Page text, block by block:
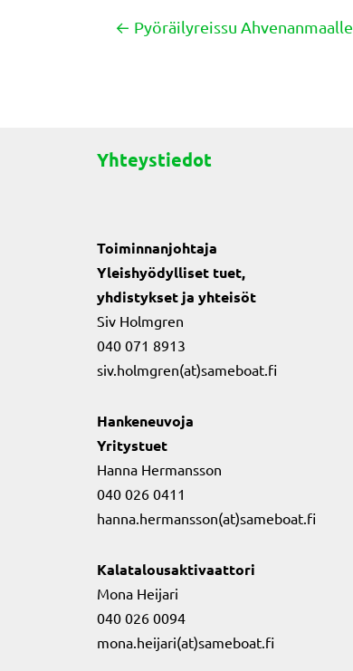
Posts
← Pyöräilyreissu Ahvenanmaalle
Yhteystiedot
Toiminnanjohtaja
Yleishyödylliset tuet,
yhdistykset ja yhteisöt
Siv Holmgren
040 071 8913
siv.holmgren(at)sameboat.fi
Hankeneuvoja
Yritystuet
Hanna Hermansson
040 026 0411
hanna.hermansson(at)sameboat.fi
Kalatalousaktivaattori
Mona Heijari
040 026 0094
mona.heijari(at)sameboat.fi